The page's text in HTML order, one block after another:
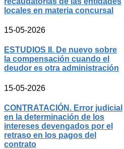
locales en materia concursal
15-05-2026
ESTUDIOS II. De nuevo sobre
la compensación cuando el
deudor es otra administración
15-05-2026
CONTRATACIÓN. Error judicial
en la determinación de los
intereses devengados por el
retraso en los pagos del
contrato